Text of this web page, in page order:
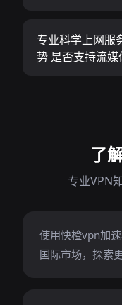
专业科学上网服
势 是否支持流媒
了
专业VPN
使用快橙vpn加
国际市场，探索